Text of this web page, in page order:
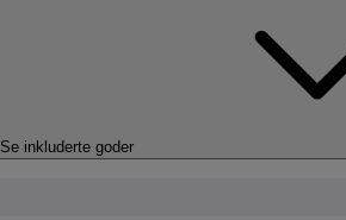
Se inkluderte goder